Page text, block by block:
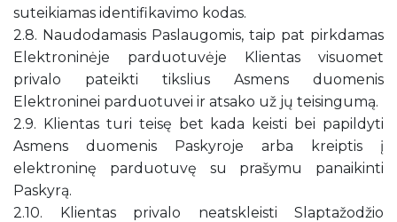
suteikiamas identifikavimo kodas.
2.8. Naudodamasis Paslaugomis, taip pat pirkdamas
Elektroninėje parduotuvėje Klientas visuomet
privalo pateikti tikslius Asmens duomenis
Elektroninei parduotuvei ir atsako už jų teisingumą.
2.9. Klientas turi teisę bet kada keisti bei papildyti
Asmens duomenis Paskyroje arba kreiptis į
elektroninę parduotuvę su prašymu panaikinti
Paskyrą.
2.10. Klientas privalo neatskleisti Slaptažodžio